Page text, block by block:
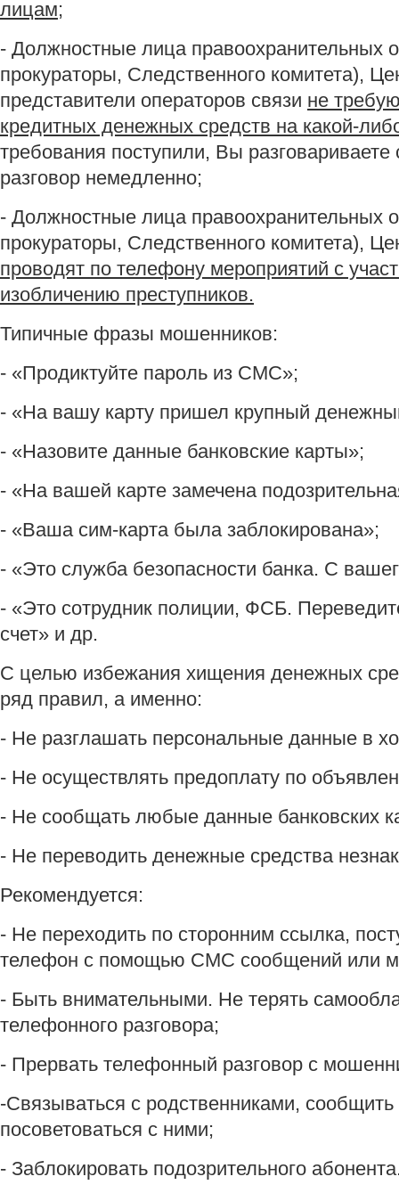
лицам;
- Должностные лица
прокураторы, Следственного комитета),
представители операторов связи не
кредитных денежных средств на какой-
требования поступили, Вы
разговор немедленно;
- Должностные лица
прокураторы, Следственного комитета),
проводят по телефону мероприятий с
изобличению преступников.
Типичные фразы мошенников:
- «Продиктуйте пароль из СМС»;
- «На вашу карту пришел крупный
- «Назовите данные банковские карты»;
- «На вашей карте замечена
- «Ваша сим-карта была заблокирована»;
- «Это служба безопасности банка. С
- «Это сотрудник полиции, ФСБ.
счет» и др.
С целью избежания хищения денежных
ряд правил, а именно:
- Не разглашать персональные данные в
- Не осуществлять предоплату по
- Не сообщать любые данные банковских
- Не переводить денежные средства
Рекомендуется:
- Не переходить по сторонним ссылка,
телефон с помощью СМС сообщений или
- Быть внимательными. Не терять
телефонного разговора;
- Прервать телефонный разговор с
-Связываться с родственниками,
посоветоваться с ними;
- Заблокировать подозрительного